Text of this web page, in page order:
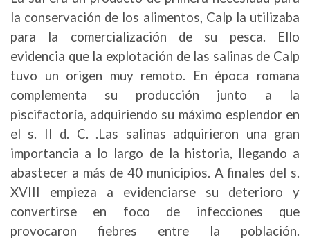
la conservación de los alimentos, Calp la utilizaba
para la comercialización de su pesca. Ello
evidencia que la explotación de las salinas de Calp
tuvo un origen muy remoto. En época romana
complementa su producción junto a la
piscifactoría, adquiriendo su máximo esplendor en
el s. II d. C. .Las salinas adquirieron una gran
importancia a lo largo de la historia, llegando a
abastecer a más de 40 municipios. A finales del s.
XVIII empieza a evidenciarse su deterioro y
convertirse en foco de infecciones que
provocaron fiebres entre la población.